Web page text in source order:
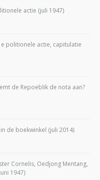
actie (juli 1947)
politionele actie, capitulatie
de Repoeblik de nota aan?
de boekwinkel (juli 2014)
Cornelis, Oedjong Mentang,
1947)